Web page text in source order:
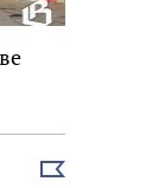
Выбрать